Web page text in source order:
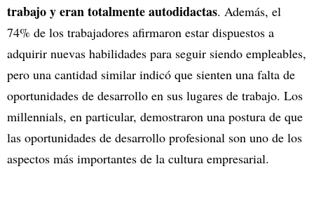
trabajo y eran totalmente autodidactas. Además, el
74% de los trabajadores afirmaron estar dispuestos a
adquirir nuevas habilidades para seguir siendo empleables,
pero una cantidad similar indicó que sienten una falta de
oportunidades de desarrollo en sus lugares de trabajo. Los
millennials, en particular, demostraron una postura de que
las oportunidades de desarrollo profesional son uno de los
aspectos más importantes de la cultura empresarial.